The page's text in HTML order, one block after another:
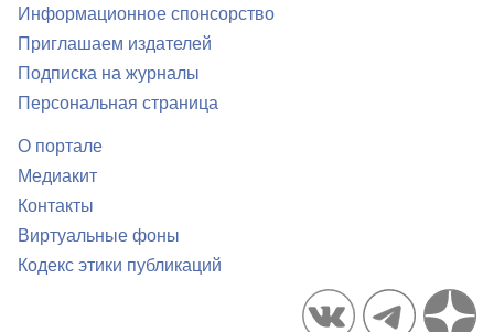
Информационное спонсорство
Приглашаем издателей
Подписка на журналы
Персональная страница
О портале
Медиакит
Контакты
Виртуальные фоны
Кодекс этики публикаций